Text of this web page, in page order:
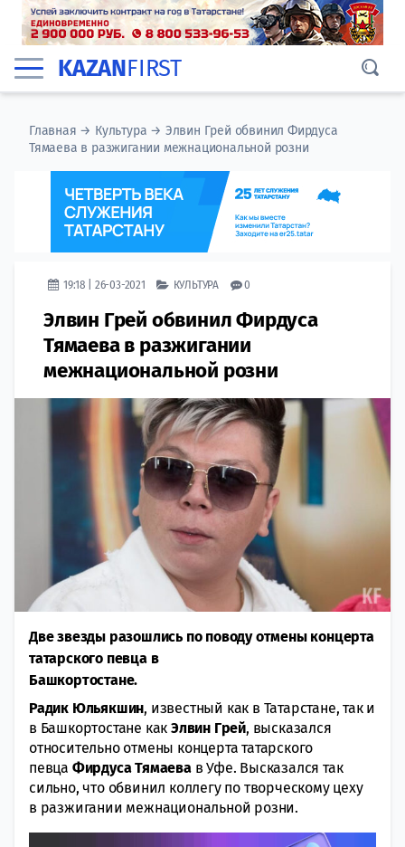
KAZANFIRST
Главная → Культура → Элвин Грей обвинил Фирдуса
Тямаева в разжигании межнациональной розни
19:18 | 26-03-2021 КУЛЬТУРА 0
Элвин Грей обвинил Фирдуса
Тямаева в разжигании
межнациональной розни
Две звезды разошлись по поводу отмены концерта
татарского певца в
Башкортостане.
Радик Юльякшин, известный как в Татарстане, так и
в Башкортостане какЭлвин Грей, высказался
относительно отмены концерта татарского
певца Фирдуса Тямаевав Уфе. Высказался так
сильно, что обвинил коллегу по творческому цеху
в разжигании межнациональной розни.